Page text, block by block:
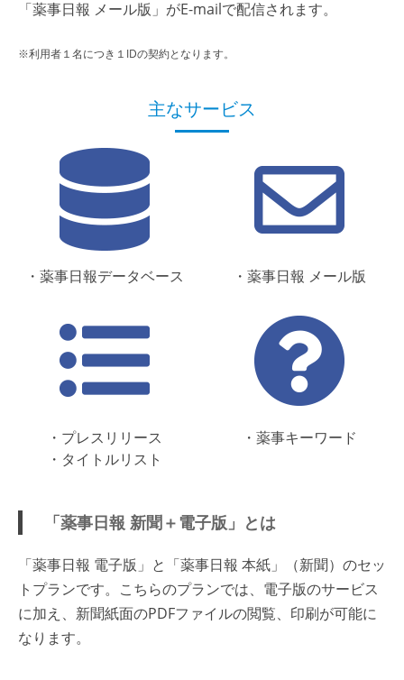
「薬事日報 メール版」がE-mailで配信されます。
※利用者１名につき１IDの契約となります。
主なサービス
・薬事日報データベース ・薬事日報 メール版
・プレスリリース
・タイトルリスト
・薬事キーワード
「薬事日報 新聞＋電子版」とは
「薬事日報 電子版」と「薬事日報 本紙」（新聞）のセッ
トプランです。こちらのプランでは、電子版のサービス
に加え、新聞紙面のPDFファイルの閲覧、印刷が可能に
なります。